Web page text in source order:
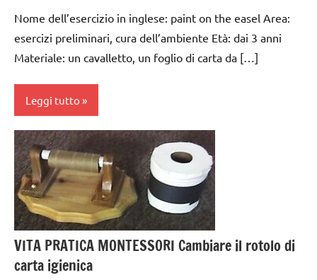
elementari
GUIDA
MONTESSORI
TUTTI GLI
ARGOMENTI
PER ETA'
TUTTI GLI
ARTICOLI
VITA
Nome dell’esercizio in inglese: paint on the easel Area:
esercizi preliminari, cura dell’ambiente Età: dai 3 anni
Materiale: un cavalletto, un foglio di carta da […]
Leggi tutto
ARTE
IMMAGINE
cura
dell'ambiente
da 0
a 3
anni
VITA PRATICA MONTESSORI Cambiare il rotolo di
carta igienica